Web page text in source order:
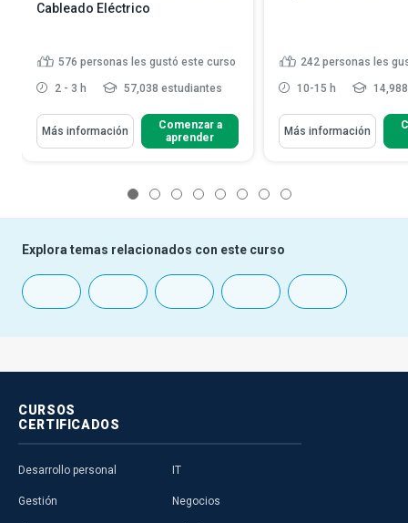
Cableado Eléctrico
576 personas les gustó este curso
2 - 3 h 57,038 estudiantes
Más información
Comenzar a
aprender
242 personas les
10-15 h
Más información
Explora temas relacionados con este curso
CURSOS
CERTIFICADOS
Desarrollo personal
Gestión
IT
Negocios